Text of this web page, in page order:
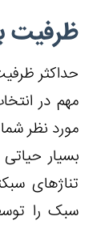
ظرفیت
حداکثر
مهم در
مورد نظر
بسیار
تناژهای
سبک را